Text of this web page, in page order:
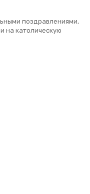
поздравлениями,
на католическую